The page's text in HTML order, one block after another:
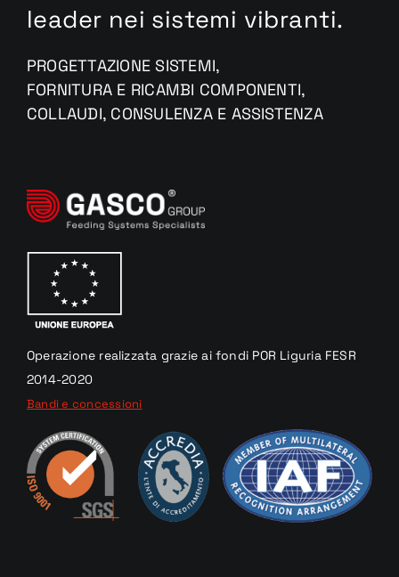
leader nei sistemi vibranti.
PROGETTAZIONE SISTEMI,
FORNITURA E RICAMBI COMPONENTI,
COLLAUDI, CONSULENZA E ASSISTENZA
Operazione realizzata grazieai fondi POR Liguria FESR
2014-2020
Bandi e concessioni